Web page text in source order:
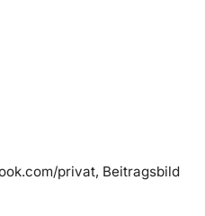
privat, Beitragsbild